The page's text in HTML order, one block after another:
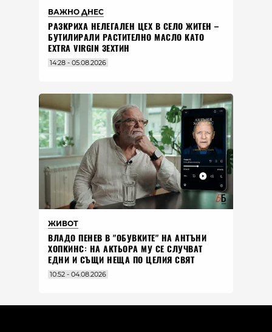
ВАЖНО ДНЕС
РАЗКРИХА НЕЛЕГАЛЕН ЦЕХ В СЕЛО ЖИТЕН –
БУТИЛИРАЛИ РАСТИТЕЛНО МАСЛО КАТО
EXTRA VIRGIN ЗЕХТИН
14:28 - 05.08.2026
ЖИВОТ
ВЛАДO ПЕНЕВ В "ОБУВКИТЕ" НА АНТЪНИ
ХОПКИНС: НА АКТЬОРА МУ СЕ СЛУЧВАТ
ЕДНИ И СЪЩИ НЕЩА ПО ЦЕЛИЯ СВЯТ
10:52 - 04.08.2026